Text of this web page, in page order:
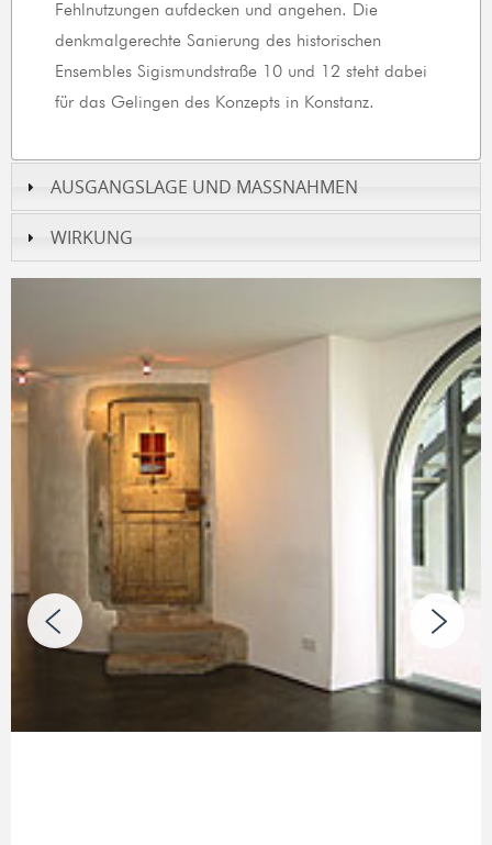
Fehlnutzungen aufdecken und angehen. Die
denkmalgerechte Sanierung des historischen
Ensembles Sigismundstraße 10 und 12 steht dabei
für das Gelingen des Konzepts in Konstanz.
AUSGANGSLAGE UND MASSNAHMEN
WIRKUNG